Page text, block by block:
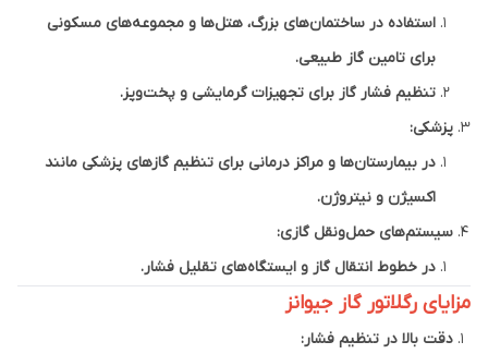
استفاده در ساختمان‌های بزرگ، هتل‌ها و مجموعه‌های مسکونی
برای تامین گاز طبیعی.
تنظیم فشار گاز برای تجهیزات گرمایشی و پخت‌وپز.
پزشکی:
در بیمارستان‌ها و مراکز درمانی برای تنظیم گازهای پزشکی مانند
اکسیژن و نیتروژن.
سیستم‌های حمل‌ونقل گازی:
در خطوط انتقال گاز و ایستگاه‌های تقلیل فشار.
مزایای رگلاتور گاز جیوانز
دقت بالا در تنظیم فشار: